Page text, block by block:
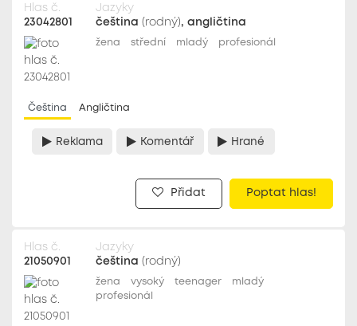
Hlas č.
23042801
Jazyky
čeština (rodný), angličtina
žena střední mladý profesionál
Čeština Angličtina
Reklama Komentář Hrané
Přidat Poptat hlas!
Hlas č.
21050901
Jazyky
čeština (rodný)
žena vysoký teenager
mladý
profesionál